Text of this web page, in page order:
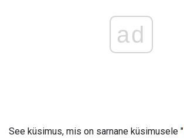
ad
See küsimus, mis on sarnane küsimusele "